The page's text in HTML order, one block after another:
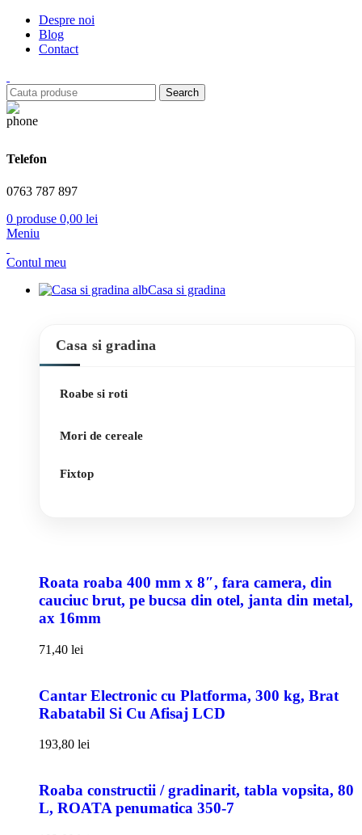
Despre noi
Blog
Contact
Search
Telefon
0763 787 897
0 produse 0,00 lei
Meniu
Contul meu
Casa si gradina
Casa si gradina
Roabe si roti
Mori de cereale
Fixtop
Roata roaba 400 mm x 8″, fara camera, din
cauciuc brut, pe bucsa din otel, janta din metal,
ax 16mm
71,40 lei
Cantar Electronic cu Platforma, 300 kg, Brat
Rabatabil Si Cu Afisaj LCD
193,80 lei
Roaba constructii / gradinarit, tabla vopsita, 80
L, ROATA penumatica 350-7